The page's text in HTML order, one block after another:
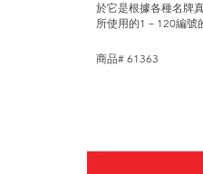
於它是根據各種名牌
所使用的1－120編號
商品# 61363